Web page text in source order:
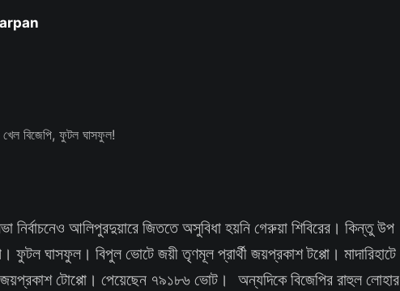
নির্বাচনেও আলিপুরদুয়ারে জিততে অসুবিধা হয়নি গেরুয়া শিবিরের। কিন্তু উপ
ফুটল ঘাসফুল। বিপুল ভোটে জয়ী তৃণমূল প্রার্থী জয়প্রকাশ টপ্পো। মাদারিহাটে
টোপ্পো। পেয়েছেন ৭৯১৮৬ ভোট। অন্যদিকে বিজেপির রাহুল লোহার